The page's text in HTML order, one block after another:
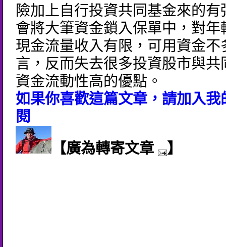
險加上自行投資共同基金來的有
會將大筆資金鎖入保單中，對年
現金流量收入有限，可用資金不
言，反而失去很多投資股市與共
資金流動性高的優點。
如果你喜歡這篇文章，請加入我
閱
【廣為轉寄文章
】